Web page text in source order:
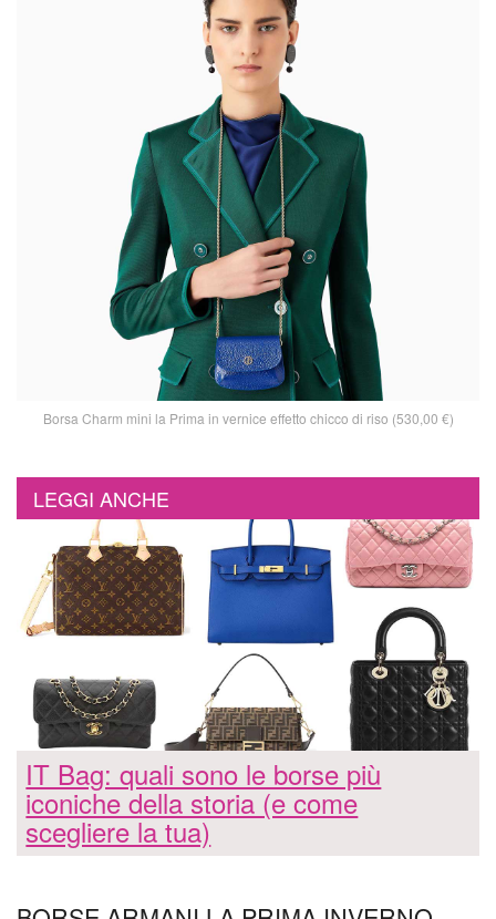
Borsa Charm mini la Prima in vernice effetto chicco di riso (530,00 €)
LEGGI ANCHE
IT Bag: quali sono le borse più
iconiche della storia (e come
scegliere la tua)